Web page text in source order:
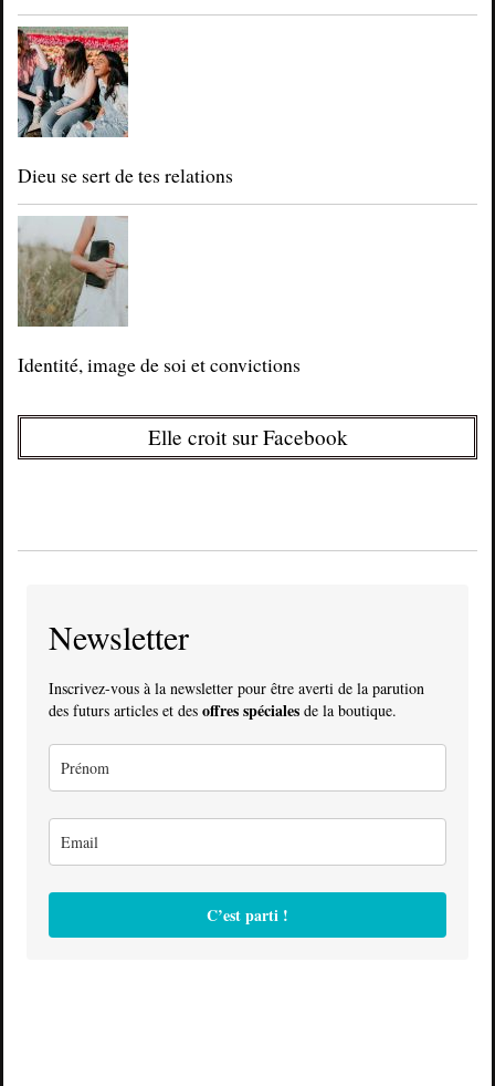
Dieu se sert de tes relations
Identité, image de soi et convictions
Elle croit sur Facebook
Newsletter
Inscrivez-vous à la newsletter pour être averti de la parution
des futurs articles et des offres spéciales de la boutique.
C’est parti !